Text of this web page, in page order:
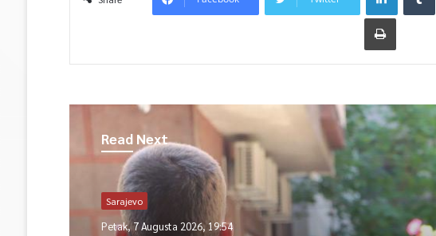
Read Next
Sarajevo
Petak, 7 Augusta 2026, 19:54